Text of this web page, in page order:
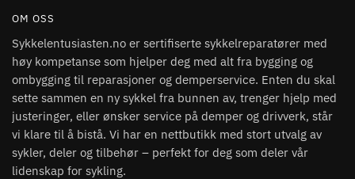
OM OSS
Sykkelentusiasten.no er sertifiserte sykkelreparatører med
høy kompetanse som hjelper deg med alt fra bygging og
ombygging til reparasjoner og demperservice. Enten du skal
sette sammen en ny sykkel fra bunnen av, trenger hjelp med
justeringer, eller ønsker service på demper og drivverk, står
vi klare til å bistå. Vi har en nettbutikk med stort utvalg av
sykler, deler og tilbehør – perfekt for deg som deler vår
lidenskap for sykling.